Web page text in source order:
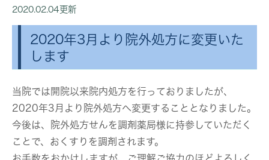
2020.02.04更新
2020年3月より院外処方に変更いた
します
当院では開院以来院内処方を行っておりましたが、
2020年3月より院外処方へ変更することとなりました。
今後は、院外処方せんを調剤薬局様に持参していただく
ことで、おくすりを調剤されます。
お手数をおかけしますが、ご理解ご協力のほどよろしく